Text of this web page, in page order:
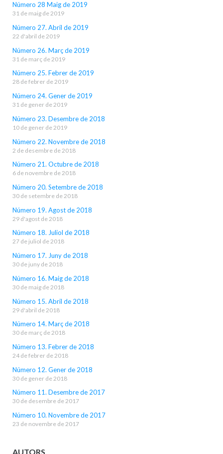
Número 28 Maig de 2019
31 de maig de 2019
Número 27. Abril de 2019
22 d'abril de 2019
Número 26. Març de 2019
31 de març de 2019
Número 25. Febrer de 2019
28 de febrer de 2019
Número 24. Gener de 2019
31 de gener de 2019
Número 23. Desembre de 2018
10 de gener de 2019
Número 22. Novembre de 2018
2 de desembre de 2018
Número 21. Octubre de 2018
6 de novembre de 2018
Número 20. Setembre de 2018
30 de setembre de 2018
Número 19. Agost de 2018
29 d'agost de 2018
Número 18. Juliol de 2018
27 de juliol de 2018
Número 17. Juny de 2018
30 de juny de 2018
Número 16. Maig de 2018
30 de maig de 2018
Número 15. Abril de 2018
29 d'abril de 2018
Número 14. Març de 2018
30 de març de 2018
Número 13. Febrer de 2018
24 de febrer de 2018
Número 12. Gener de 2018
30 de gener de 2018
Número 11. Desembre de 2017
30 de desembre de 2017
Número 10. Novembre de 2017
23 de novembre de 2017
AUTORS